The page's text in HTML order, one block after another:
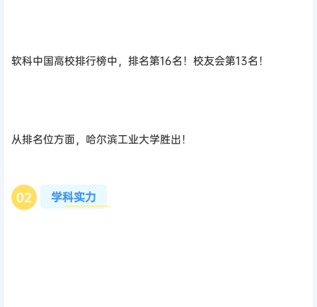
软科中国高校排行榜中，排名第16名！校友会第13名！
从排名位方面，哈尔滨工业大学胜出！
02 学科实力